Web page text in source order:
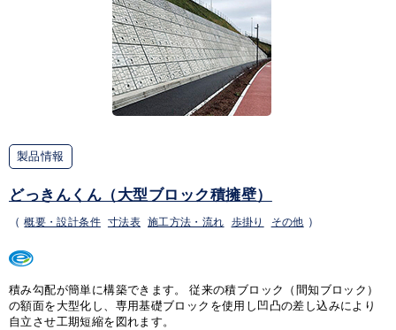
製品情報
どっきんくん（大型ブロック積擁壁）
（ 概要・設計条件 寸法表 施工方法・流れ 歩掛り その他 ）
積み勾配が簡単に構築できます。 従来の積ブロック（間知ブロック）
の額面を大型化し、専用基礎ブロックを使用し凹凸の差し込みにより
自立させ工期短縮を図れます。